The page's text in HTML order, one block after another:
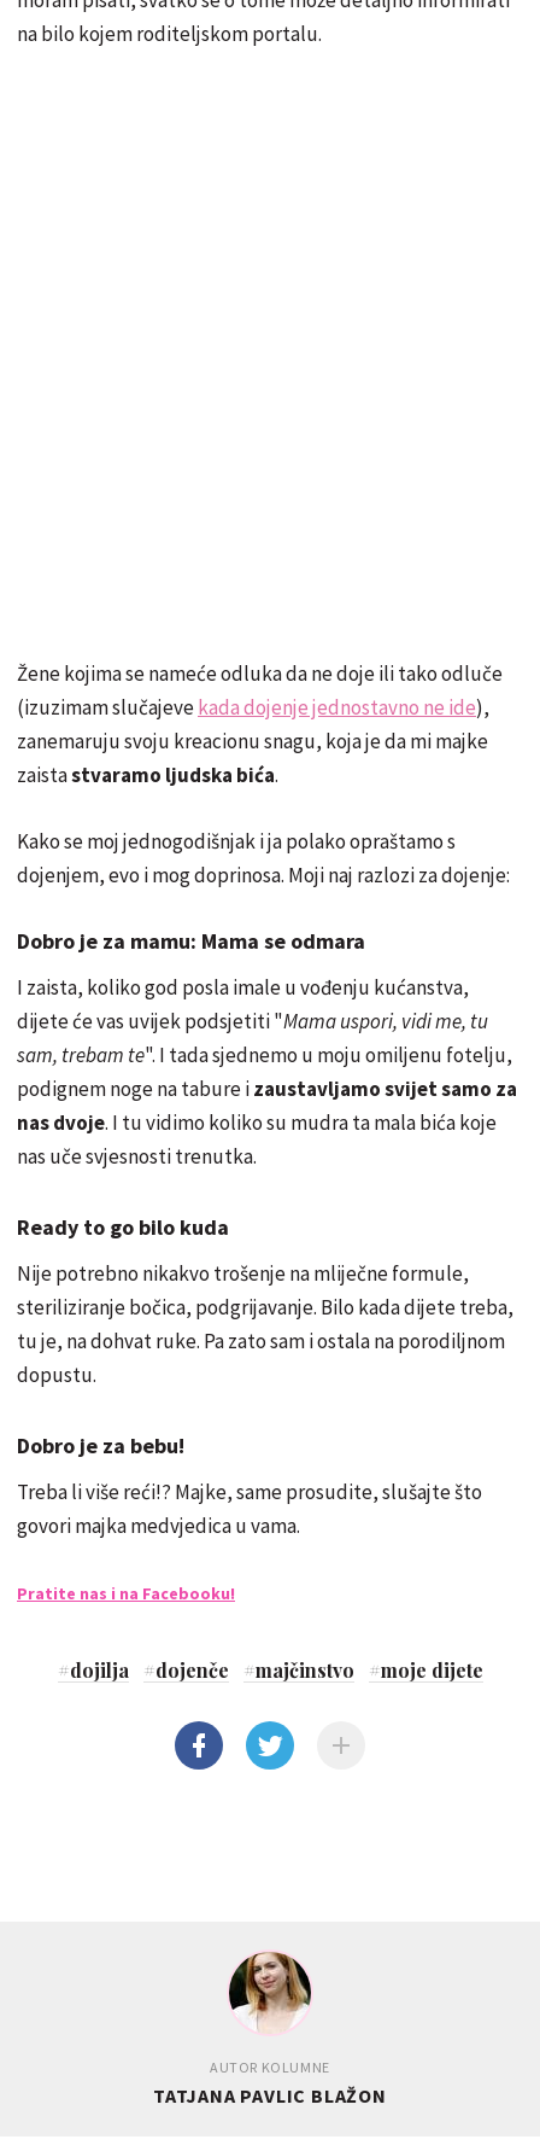
na bilo kojem roditeljskom portalu.
Žene kojima se nameće odluka da ne doje ili tako odluče
(izuzimam slučajevekada dojenje jednostavno ne ide),
zanemaruju svoju kreacionu snagu, koja je da mi majke
zaistastvaramo ljudska bića.
Kako se moj jednogodišnjak i ja polako opraštamo s
dojenjem, evo i mog doprinosa. Moji naj razlozi za dojenje:
Dobro je za mamu: Mama se odmara
I zaista, koliko god posla imale u vođenju kućanstva,
dijete će vas uvijek podsjetiti "Mama uspori, vidi me, tu
sam, trebam te". I tada sjednemo u moju omiljenu fotelju,
podignem noge na tabure izaustavljamo svijet samo za
nas dvoje. I tu vidimo koliko su mudra ta mala bića koje
nas uče svjesnosti trenutka.
Ready to go bilo kuda
Nije potrebno nikakvo trošenje na mliječne formule,
steriliziranje bočica, podgrijavanje. Bilo kada dijete treba,
tu je, na dohvat ruke. Pa zato sam i ostala na porodiljnom
dopustu.
Dobro je za bebu!
Treba li više reći!? Majke, same prosudite, slušajte što
govori majka medvjedica u vama.
Pratite nas i na Facebooku!
#dojilja #dojenče #majčinstvo #moje dijete
AUTOR KOLUMNE
TATJANA PAVLIC BLAŽON